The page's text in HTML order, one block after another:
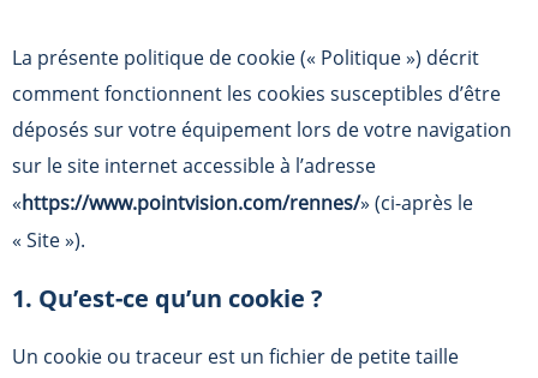
La présente politique de cookie (« Politique ») décrit
comment fonctionnent les cookies susceptibles d’être
déposés sur votre équipement lors de votre navigation
sur le site internet accessible à l’adresse
«https://www.pointvision.com/rennes/» (ci-après le
« Site »).
1. Qu’est-ce qu’un cookie ?
Un cookie ou traceur est un fichier de petite taille